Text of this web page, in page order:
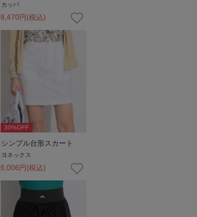
カッパ
8,470 円 (税込)
30%OFF
シンプル台形スカート
ヨネックス
6,006 円 (税込)